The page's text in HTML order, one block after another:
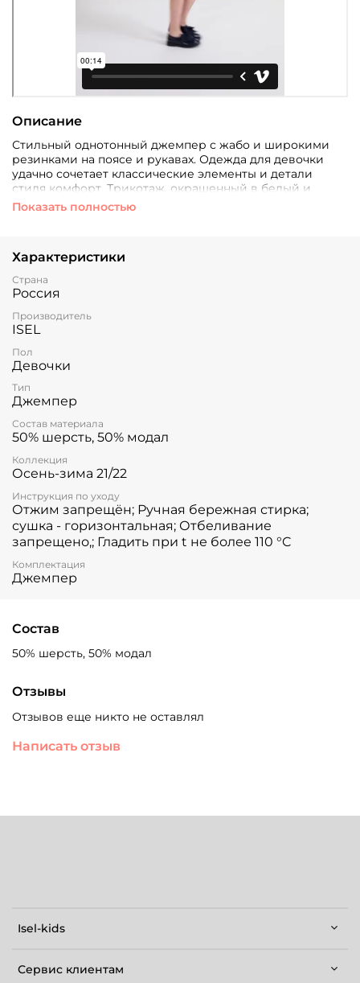
Описание
Стильный однотонный джемпер с жабо и широкими
резинками на поясе и рукавах. Одежда для девочки
удачно сочетает классические элементы и детали
стиля комфорт. Трикотаж, окрашенный в белый и
синий цвет, устойчив к усадке и хорошо держит
Показать полностью
Характеристики
Страна
Россия
Производитель
ISEL
Пол
Девочки
Тип
Джемпер
Состав материала
50% шерсть, 50% модал
Коллекция
Осень-зима 21/22
Инструкция по уходу
Отжим запрещён; Ручная бережная стирка;
сушка - горизонтальная; Отбеливание
запрещено,; Гладить при t не более 110 °C
Комплектация
Джемпер
Состав
50% шерсть, 50% модал
Отзывы
Отзывов еще никто не оставлял
Написать отзыв
Isel-kids
Сервис клиентам